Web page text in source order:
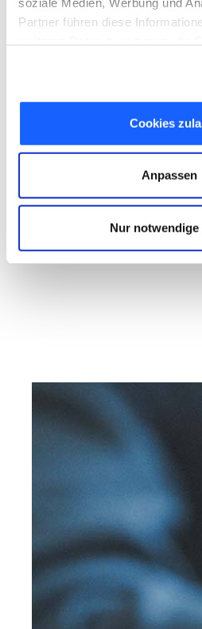
Partner führen diese
gesammelt haben. Sie geben
Cookies, wenn Sie unsere
Cookies
Anpassen
Nur notwendige